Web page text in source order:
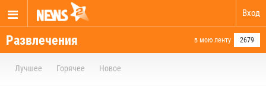
Вход
Развлечения в мою ленту 2679
Лучшее Горячее Новое